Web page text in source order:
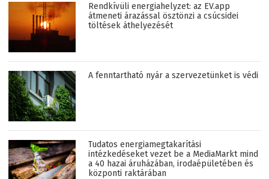
Rendkívüli energiahelyzet: az EV.app
átmeneti árazással ösztönzi a csúcsidei
töltések áthelyezését
A fenntartható nyár a szervezetünket is védi
Tudatos energiamegtakarítási
intézkedéseket vezet be a MediaMarkt mind
a 40 hazai áruházában, irodaépületében és
központi raktárában